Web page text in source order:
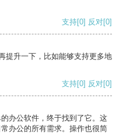
支持[0] 反对[0]
提升一下，比如能够支持更多地
支持[0] 反对[0]
办公软件，终于找到了它。这
办公的所有需求。操作也很简